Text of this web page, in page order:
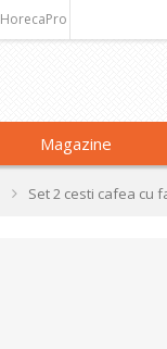
HorecaPro
Magazine
Set 2 cesti cafea cu